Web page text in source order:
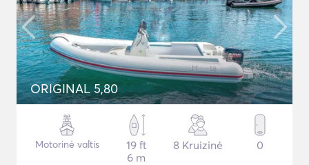
ORIGINAL 5,80
Motorinė valtis
19 ft
6 m
8 Kruizinė 0